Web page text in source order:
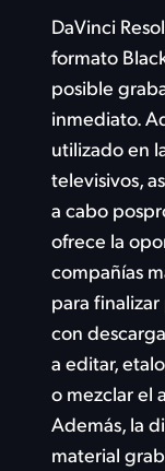
DaVinci
formato
posible
inmediato.
utilizado en
televisivos,
a cabo
ofrece la
compañías
para
con
a editar,
o mezclar el
Además, la
material